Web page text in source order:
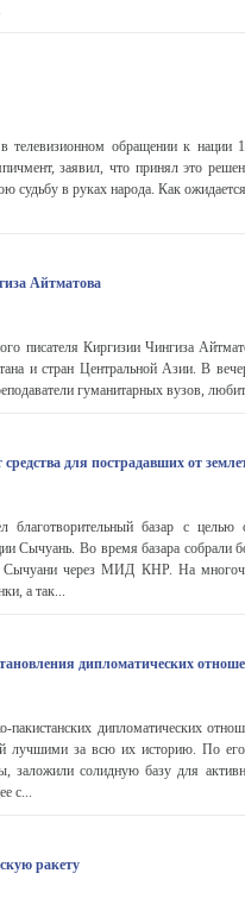
телевизионном обращении к нации
заявил, что принял это
судьбу в руках народа. Как
Айтматова
писателя Киргизии Чингиза
и стран Центральной Азии. В
гуманитарных вузов,
для пострадавших от
благотворительный базар с
Сычуань. Во время базара собрали
Сычуани через МИД КНР. На
а так...
дипломатических
пакистанских дипломатических
лучшими за всю их историю. По
заложили солидную базу для
с...
ракету